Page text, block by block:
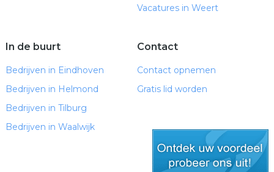
Vacatures in Weert
In de buurt
Bedrijven in Eindhoven
Bedrijven in Helmond
Bedrijven in Tilburg
Bedrijven in Waalwijk
Contact
Contact opnemen
Gratis lid worden